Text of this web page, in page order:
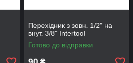
Перехідник з зовн. 1/2" на
внут. 3/8" Intertool
Готово до відправки